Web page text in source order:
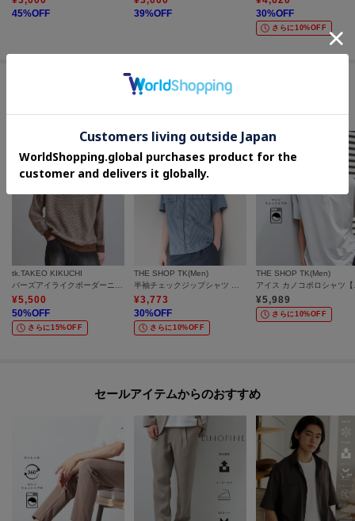
45%OFF
39%OFF
30%OFF
さらに10%OFF
この商品を見た人はコチラの商品も
tk.TAKEO KIKUCHI
バーズアイライクボーダーニット
¥5,500
50%OFF
さらに15%OFF
THE SHOP TK(Men)
半袖チェックジップシャツ 洗濯機OK
¥3,773
30%OFF
さらに10%OFF
THE SHOP TK(Men)
アイ
¥5,989
さらに10%OFF
セールアイテムからのおすすめ